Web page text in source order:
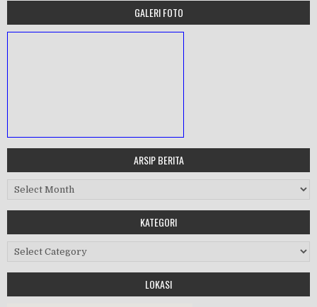
GALERI FOTO
Workshop Perangkat 2019
ARSIP BERITA
Arsip Berita
KATEGORI
Kategori
LOKASI